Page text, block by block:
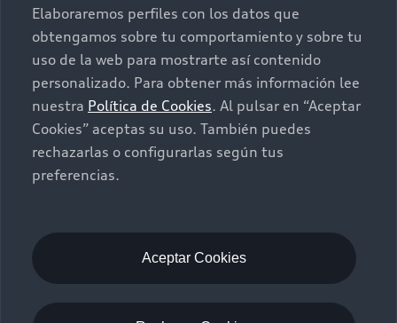
Elaboraremos perfiles con los datos que
obtengamos sobre tu comportamiento y sobre tu
uso de la web para mostrarte así contenido
personalizado. Para obtener más información lee
nuestra Política de Cookies. Al pulsar en “Aceptar
Cookies” aceptas su uso. También puedes
rechazarlas o configurarlas según tus
preferencias.
Aceptar Cookies
Audi Certified :plus
Contacto
Contáctanos
Citas de servicio
Información de vehículo nuevo
©2025 Audi de México división de Volkswagen de
Utilizamos cookies para mejorar nuestro sitio
web y tu experiencia en línea. Al continuar
navegando en este sitio web, aceptas el uso de
Términos y Condiciones
Aviso de privacidad